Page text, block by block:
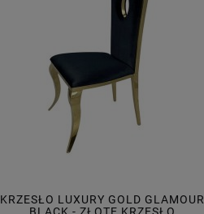
KRZESŁO LUXURY GOLD GLAMOUR